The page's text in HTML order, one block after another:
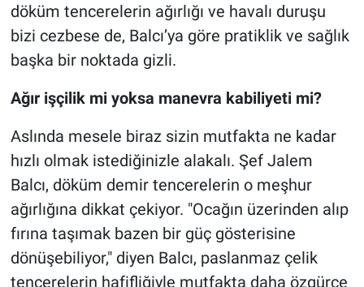
döküm tencerelerin ağırlığı ve havalı duruşu
bizi cezbese de, Balcı’ya göre pratiklik ve sağlık
başka bir noktada gizli.
Ağır işçilik mi yoksa manevra kabiliyeti mi?
Aslında mesele biraz sizin mutfakta ne kadar
hızlı olmak istediğinizle alakalı. Şef Jalem
Balcı, döküm demir tencerelerin o meşhur
ağırlığına dikkat çekiyor. "Ocağın üzerinden alıp
fırına taşımak bazen bir güç gösterisine
dönüşebiliyor," diyen Balcı, paslanmaz çelik
tencerelerin hafifliğiyle mutfakta daha özgürce